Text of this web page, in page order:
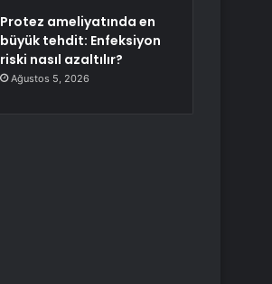
Protez ameliyatında en
büyük tehdit: Enfeksiyon
riski nasıl azaltılır?
Ağustos 5, 2026